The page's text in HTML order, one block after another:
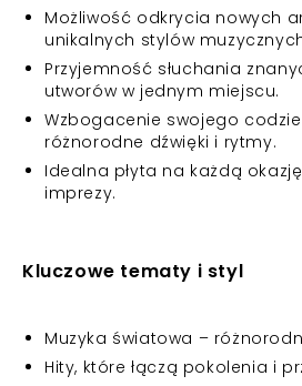
Możliwość odkrycia nowych
unikalnych stylów
Przyjemność słuchania
utworów w jednym miejscu.
Wzbogacenie swojego
różnorodne dźwięki i rytmy.
Idealna płyta na każdą
imprezy.
Kluczowe tematy i styl
Muzyka światowa –
Hity, które łączą pokolenia i